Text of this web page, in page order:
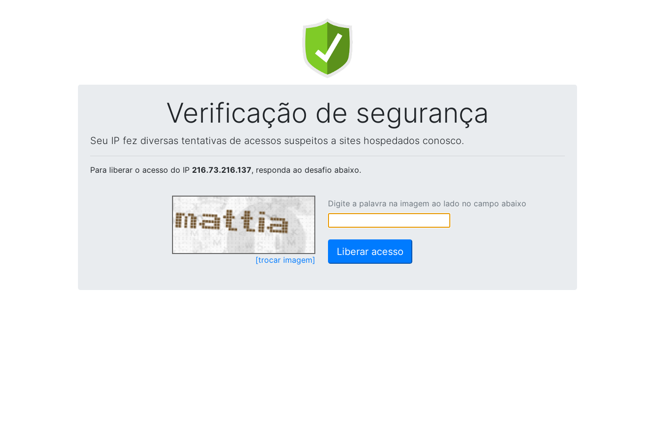
Verificação de segurança
Seu IP fez diversas tentativas de acessos suspeitos a sites hospedados conosco.
Para liberar o acesso do IP 216.73.216.137, responda ao desafio abaixo.
[trocar imagem]
Digite a palavra na imagem ao lado no campo abaixo